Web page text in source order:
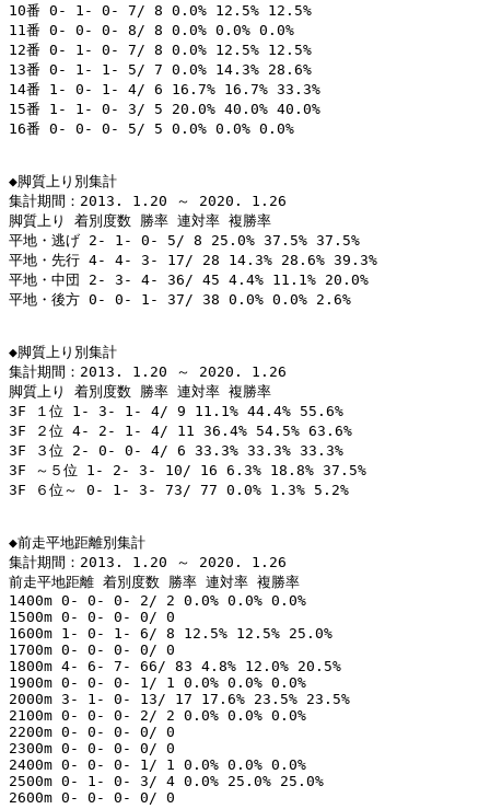
10番 0- 1- 0- 7/ 8 0.0% 12.5% 12.5%
11番 0- 0- 0- 8/ 8 0.0% 0.0% 0.0%
12番 0- 1- 0- 7/ 8 0.0% 12.5% 12.5%
13番 0- 1- 1- 5/ 7 0.0% 14.3% 28.6%
14番 1- 0- 1- 4/ 6 16.7% 16.7% 33.3%
15番 1- 1- 0- 3/ 5 20.0% 40.0% 40.0%
16番 0- 0- 0- 5/ 5 0.0% 0.0% 0.0%
◆脚質上り別集計
集計期間：2013. 1.20 ～ 2020. 1.26
脚質上り 着別度数 勝率 連対率 複勝率
平地・逃げ 2- 1- 0- 5/ 8 25.0% 37.5% 37.5%
平地・先行 4- 4- 3- 17/ 28 14.3% 28.6% 39.3%
平地・中団 2- 3- 4- 36/ 45 4.4% 11.1% 20.0%
平地・後方 0- 0- 1- 37/ 38 0.0% 0.0% 2.6%
◆脚質上り別集計
集計期間：2013. 1.20 ～ 2020. 1.26
脚質上り 着別度数 勝率 連対率 複勝率
3F １位 1- 3- 1- 4/ 9 11.1% 44.4% 55.6%
3F ２位 4- 2- 1- 4/ 11 36.4% 54.5% 63.6%
3F ３位 2- 0- 0- 4/ 6 33.3% 33.3% 33.3%
3F ～５位 1- 2- 3- 10/ 16 6.3% 18.8% 37.5%
3F ６位～ 0- 1- 3- 73/ 77 0.0% 1.3% 5.2%
◆前走平地距離別集計
集計期間：2013. 1.20 ～ 2020. 1.26
前走平地距離 着別度数 勝率 連対率 複勝率
1400m 0- 0- 0- 2/ 2 0.0% 0.0% 0.0%
1500m 0- 0- 0- 0/ 0
1600m 1- 0- 1- 6/ 8 12.5% 12.5% 25.0%
1700m 0- 0- 0- 0/ 0
1800m 4- 6- 7- 66/ 83 4.8% 12.0% 20.5%
1900m 0- 0- 0- 1/ 1 0.0% 0.0% 0.0%
2000m 3- 1- 0- 13/ 17 17.6% 23.5% 23.5%
2100m 0- 0- 0- 2/ 2 0.0% 0.0% 0.0%
2200m 0- 0- 0- 0/ 0
2300m 0- 0- 0- 0/ 0
2400m 0- 0- 0- 1/ 1 0.0% 0.0% 0.0%
2500m 0- 1- 0- 3/ 4 0.0% 25.0% 25.0%
2600m 0- 0- 0- 0/ 0